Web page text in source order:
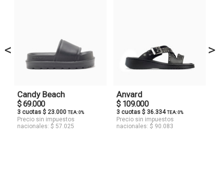
<
Candy Beach
$ 69.000
3 cuotas $ 23.000 TEA: 0%
Precio sin impuestos
nacionales: $ 57.025
Anvard
$ 109.000
3 cuotas $ 36.334TEA: 0%
Precio sin impuestos
nacionales: $ 90.083
>